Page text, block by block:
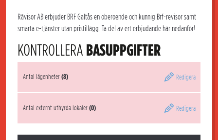
Rävisor AB erbjuder BRF Galtås en oberoende och kunnig Brf-revisor samt
smarta e-tjänster utan pristillägg. Ta del av ert erbjudande här nedanför!
KONTROLLERA BASUPPGIFTER
Antal lägenheter(8) Redigera
Antal externt uthyrda lokaler(0) Redigera